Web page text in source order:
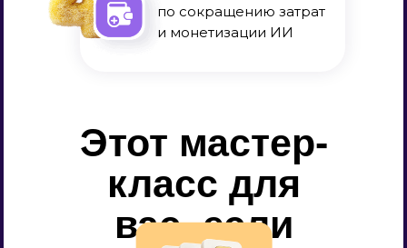
по сокращению затрат
и монетизации ИИ
Этот мастер-
класс для
вас, если